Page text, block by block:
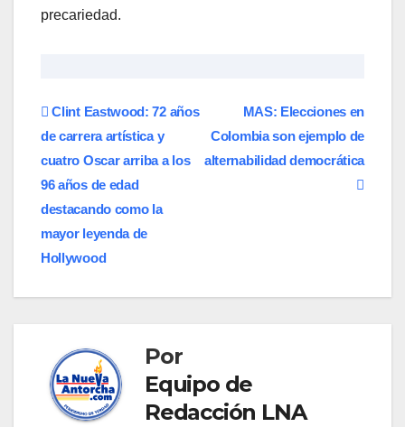
precariedad.
Navegación
de
entradas
MAS: Elecciones en
Colombia son ejemplo de
alternabilidad democrática
Clint Eastwood: 72 años
de carrera artística y
cuatro Oscar arriba a los
96 años de edad
destacando como la
mayor leyenda de
Hollywood
Por
Equipo de
Redacción LNA